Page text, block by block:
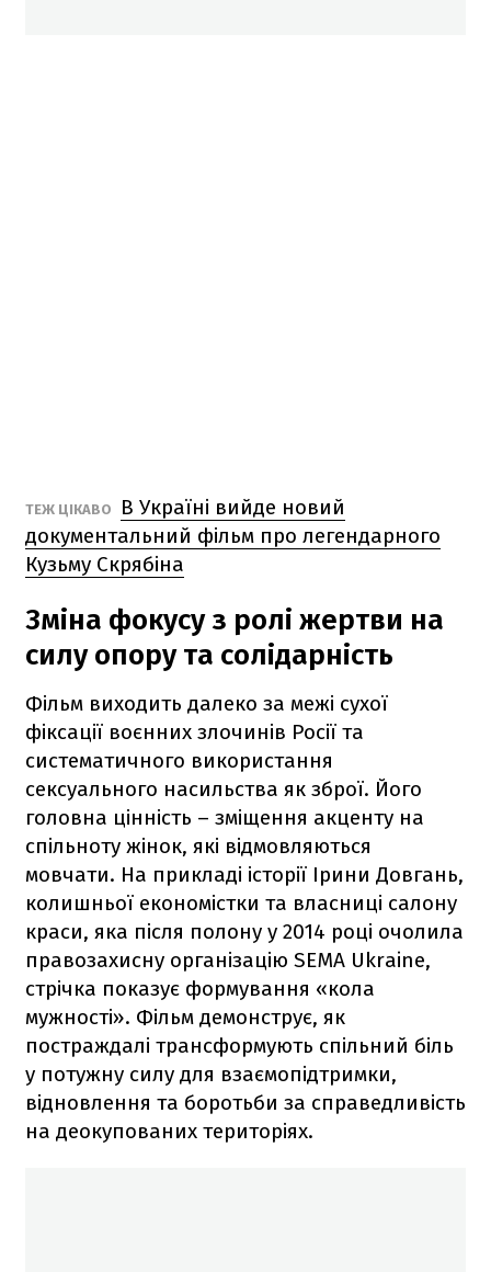
ТЕЖ ЦІКАВО
В Україні вийде новий
документальний фільм про легендарного
Кузьму Скрябіна
Зміна фокусу з ролі жертви на
силу опору та солідарність
Фільм виходить далеко за межі сухої
фіксації воєнних злочинів Росії та
систематичного використання
сексуального насильства як зброї. Його
головна цінність – зміщення акценту на
спільноту жінок, які відмовляються
мовчати. На прикладі історії Ірини Довгань,
колишньої економістки та власниці салону
краси, яка після полону у 2014 році очолила
правозахисну організацію SEMA Ukraine,
стрічка показує формування «кола
мужності». Фільм демонструє, як
постраждалі трансформують спільний біль
у потужну силу для взаємопідтримки,
відновлення та боротьби за справедливість
на деокупованих територіях.